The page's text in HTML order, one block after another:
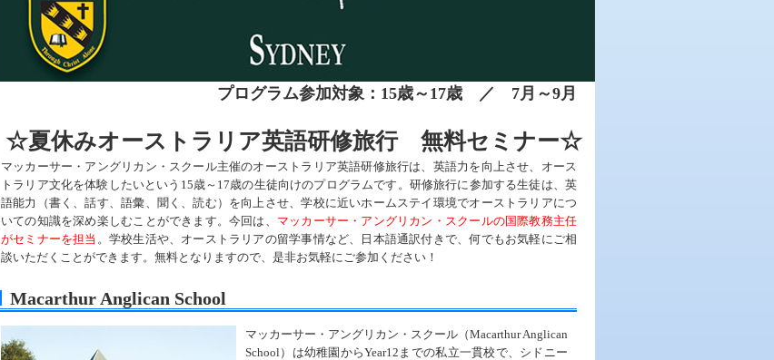
プログラム参加対象：15歳～17歳 ／ 7月～9月
☆夏休みオーストラリア英語研修旅行 無料セミナー☆
マッカーサー・アングリカン・スクール主催のオーストラリア英語研修旅行は、英語力を向上させ、オース
トラリア文化を体験したいという15歳～17歳の生徒向けのプログラムです。研修旅行に参加する生徒は、英
語能力（書く、話す、語彙、聞く、読む）を向上させ、学校に近いホームステイ環境でオーストラリアにつ
いての知識を深め楽しむことができます。今回は、 マッカーサー・アングリカン・スクールの国際教務主任
がセミナーを担当 。学校生活や、オーストラリアの留学事情など、日本語通訳付きで、何でもお気軽にご相
談いただくことができます。無料となりますので、是非お気軽にご参加ください！
Macarthur Anglican School
マッカーサー・アングリカン・スクール（Macarthur Anglican
School）は幼稚園からYear12までの私立一貫校で、シドニー